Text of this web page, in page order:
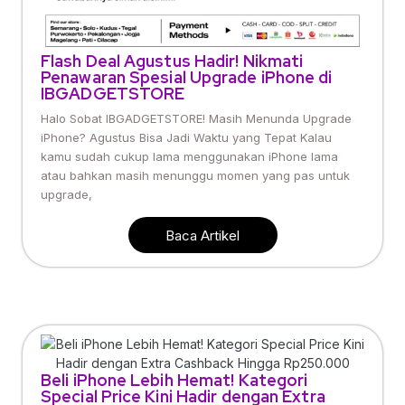
Flash Deal Agustus Hadir! Nikmati
Penawaran Spesial Upgrade iPhone di
IBGADGETSTORE
Halo Sobat IBGADGETSTORE! Masih Menunda Upgrade
iPhone? Agustus Bisa Jadi Waktu yang Tepat Kalau
kamu sudah cukup lama menggunakan iPhone lama
atau bahkan masih menunggu momen yang pas untuk
upgrade,
Baca Artikel
Beli iPhone Lebih Hemat! Kategori
Special Price Kini Hadir dengan Extra